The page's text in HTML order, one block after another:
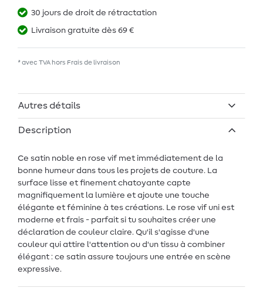
30 jours de droit de rétractation
Livraison gratuite dès 69 €
* avec TVA hors Frais de livraison
Autres détails
Description
Ce satin noble en rose vif met immédiatement de la
bonne humeur dans tous les projets de couture. La
surface lisse et finement chatoyante capte
magnifiquement la lumière et ajoute une touche
élégante et féminine à tes créations. Le rose vif uni est
moderne et frais - parfait si tu souhaites créer une
déclaration de couleur claire. Qu'il s'agisse d'une
couleur qui attire l'attention ou d'un tissu à combiner
élégant : ce satin assure toujours une entrée en scène
expressive.